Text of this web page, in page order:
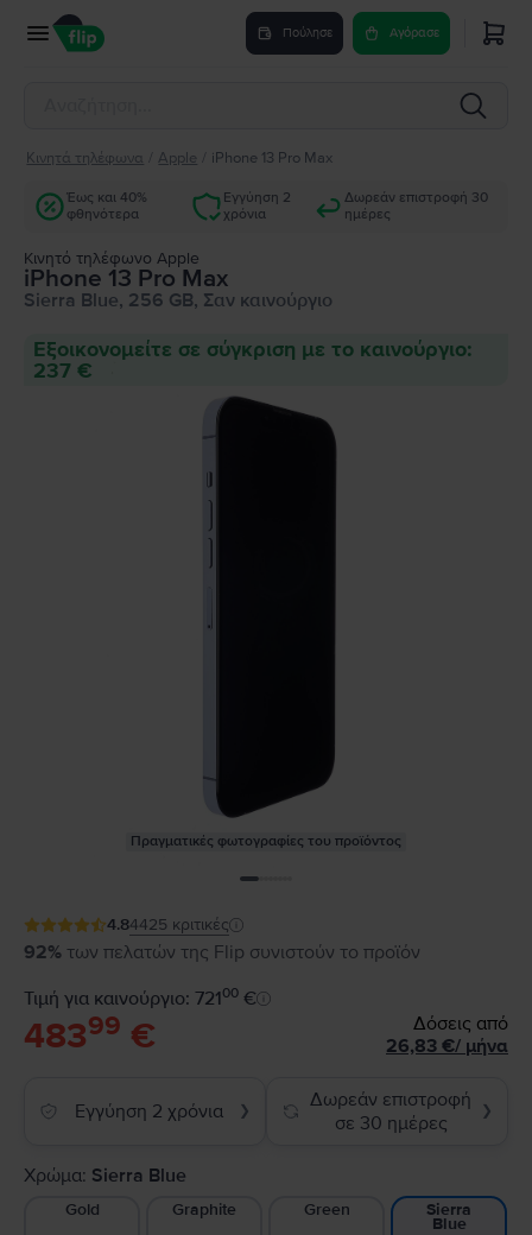
Πούλησε Αγόρασε
Κινητά τηλέφωνα Apple iPhone 13 Pro Max
Έως και 40%
φθηνότερα
Εγγύηση 2
χρόνια
Δωρεάν επιστροφή 30
ημέρες
Κινητό τηλέφωνο Apple
iPhone 13 Pro Max
Sierra Blue, 256 GB, Σαν καινούργιο
Εξοικονομείτε σε σύγκριση με το καινούργιο:
237 €
Πραγματικές φωτογραφίες του προϊόντος
4.84425 κριτικές
92% των πελατών της Flip συνιστούν το προϊόν
Τιμή για καινούργιο: 72100 €
48399 €
Δόσεις από
26,83 €/ μήνα
Εγγύηση 2 χρόνια ❯
Δωρεάν επιστροφή
σε 30 ημέρες
❯
Χρώμα: Sierra Blue
Gold Graphite Green Sierra
Blue